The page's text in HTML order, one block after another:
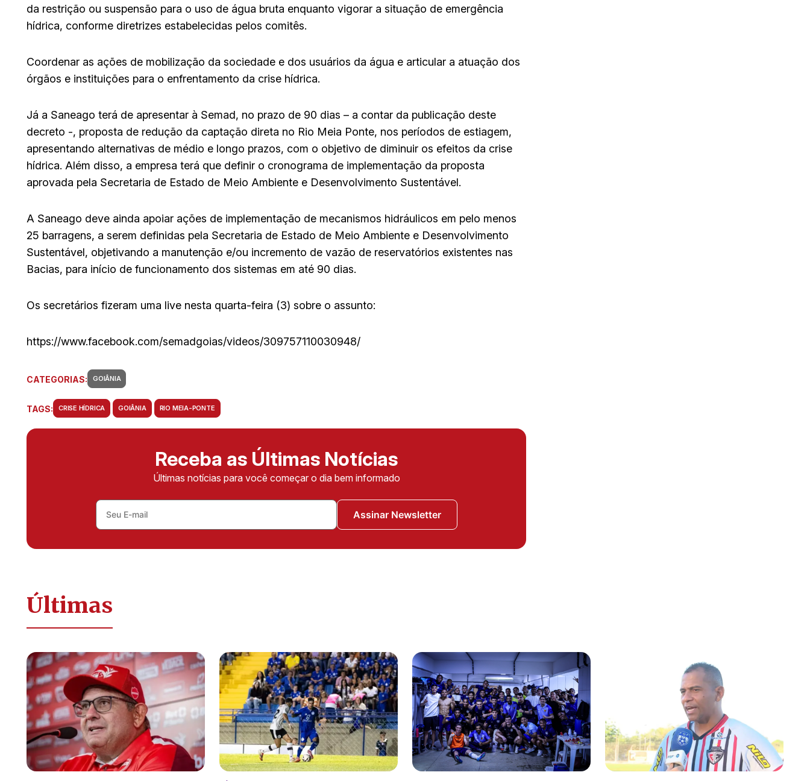
da restrição ou suspensão para o uso de água bruta enquanto vigorar a situação de emergência
hídrica, conforme diretrizes estabelecidas pelos comitês.
Coordenar as ações de mobilização da sociedade e dos usuários da água e articular a atuação dos
órgãos e instituições para o enfrentamento da crise hídrica.
Já a Saneago terá de apresentar à Semad, no prazo de 90 dias – a contar da publicação deste
decreto -, proposta de redução da captação direta no Rio Meia Ponte, nos períodos de estiagem,
apresentando alternativas de médio e longo prazos, com o objetivo de diminuir os efeitos da crise
hídrica. Além disso, a empresa terá que definir o cronograma de implementação da proposta
aprovada pela Secretaria de Estado de Meio Ambiente e Desenvolvimento Sustentável.
A Saneago deve ainda apoiar ações de implementação de mecanismos hidráulicos em pelo menos
25 barragens, a serem definidas pela Secretaria de Estado de Meio Ambiente e Desenvolvimento
Sustentável, objetivando a manutenção e/ou incremento de vazão de reservatórios existentes nas
Bacias, para início de funcionamento dos sistemas em até 90 dias.
Os secretários fizeram uma live nesta quarta-feira (3) sobre o assunto:
https://www.facebook.com/semadgoias/videos/309757110030948/
CATEGORIAS: GOIÂNIA
TAGS: CRISE HÍDRICA GOIÂNIA RIO MEIA-PONTE
Receba as Últimas Notícias
Últimas notícias para você começar o dia bem informado
Assinar Newsletter
Últimas